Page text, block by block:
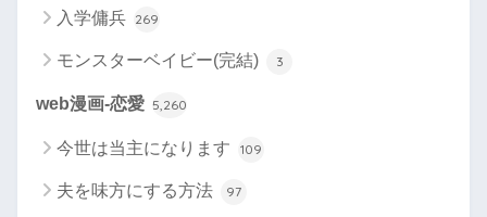
入学傭兵 269
モンスターベイビー(完結) 3
web漫画-恋愛 5,260
今世は当主になります 109
夫を味方にする方法 97